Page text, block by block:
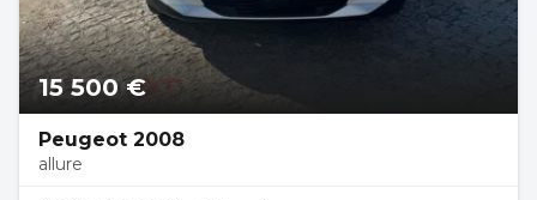
15 500 €
Peugeot 2008
allure